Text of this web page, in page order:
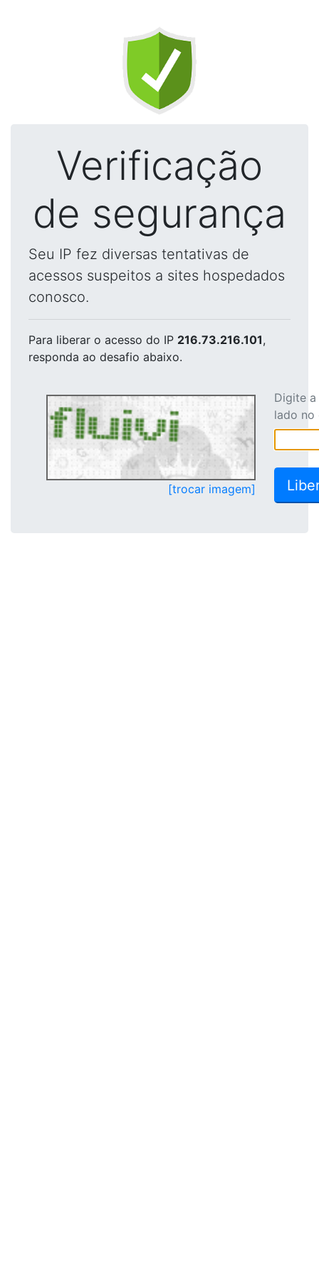
Verificação
de segurança
Seu IP fez diversas tentativas de
acessos suspeitos a sites hospedados
conosco.
Para liberar o acesso do IP 216.73.216.101,
responda ao desafio abaixo.
[trocar imagem]
Digite
lado no